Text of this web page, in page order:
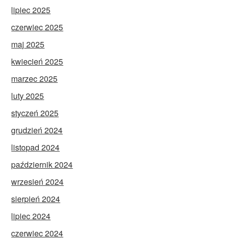
lipiec 2025
czerwiec 2025
maj 2025
kwiecień 2025
marzec 2025
luty 2025
styczeń 2025
grudzień 2024
listopad 2024
październik 2024
wrzesień 2024
sierpień 2024
lipiec 2024
czerwiec 2024